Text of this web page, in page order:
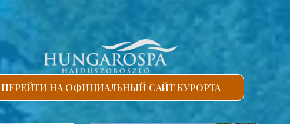
ПЕРЕЙТИ НА ОФИЦИАЛЬНЫЙ САЙТ КУРОРТА